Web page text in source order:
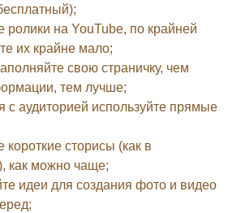
ролики на YouTube, по крайней
их крайне мало;
свою страничку, чем
тем лучше;
с аудиторией используйте прямые
короткие сторисы (как в
как можно чаще;
идеи для создания фото и видео